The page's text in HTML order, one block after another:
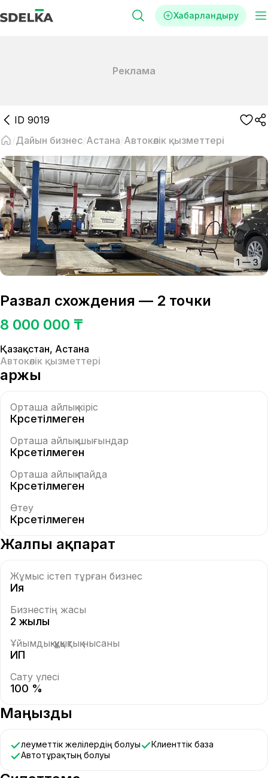
Хабарландыру
Реклама
ID 9019
Дайын бизнес Астана Автокөлік қызметтері
1 — 3
Развал схождения — 2 точки
8 000 000 ₸
Қазақстан, Астана
Автокөлік қызметтері
Қаржы
Орташа айлық кіріс
Көрсетілмеген
Орташа айлық шығындар
Көрсетілмеген
Орташа айлық пайда
Көрсетілмеген
Өтеу
Көрсетілмеген
Жалпы ақпарат
Жұмыс істеп тұрған бизнес
Ия
Бизнестің жасы
2 жылы
Ұйымдық-құқықтық нысаны
ИП
Сату үлесі
100 %
Маңызды
Әлеуметтік желілердің болуы
Клиенттік база
Автотұрақтың болуы